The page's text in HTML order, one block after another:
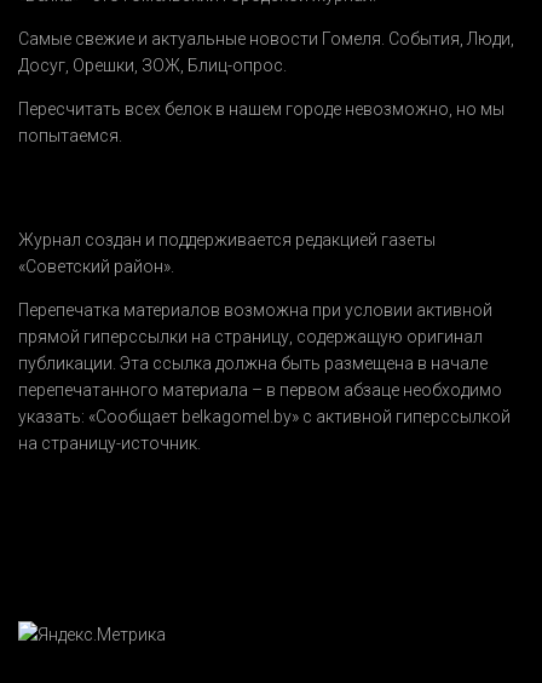
Самые свежие и актуальные новости Гомеля. События Люди
Досуг Орешки ЗОЖ Блиц-опрос
Пересчитать всех белок в нашем городе невозможно, но мы
попытаемся.
Журнал создан и поддерживается редакцией газеты
«Советский район».
Перепечатка материалов возможна при условии активной
прямой гиперссылки на страницу, содержащую оригинал
публикации. Эта ссылка должна быть размещена в начале
перепечатанного материала – в первом абзаце необходимо
указать: «Сообщает belkagomel.by» с активной гиперссылкой
на страницу-источник.